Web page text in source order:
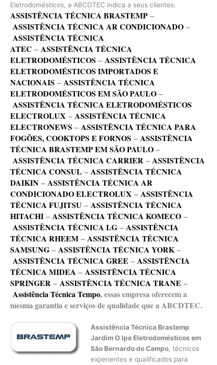
Eletrodomésticos, a ABCDTEC indica a seus clientes:
ASSISTÊNCIA TÉCNICA BRASTEMP –
ASSISTÊNCIA TÉCNICA AR CONDICIONADO –
ASSISTÊNCIA TÉCNICA
ATEC –ASSISTÊNCIA TÉCNICA
ELETRODOMÉSTICOS –ASSISTÊNCIA TÉCNICA
ELETRODOMÉSTICOS IMPORTADOS E
NACIONAIS –ASSISTÊNCIA TÉCNICA
ELETRODOMÉSTICOS EM SÃO PAULO –
ASSISTÊNCIA TÉCNICA ELETRODOMÉSTICOS
ELECTROLUX –ASSISTÊNCIA TÉCNICA
ELECTRONEWS –ASSISTÊNCIA TÉCNICA PARA
FOGÕES, COOKTOPS E FORNOS –ASSISTÊNCIA
TÉCNICA BRASTEMP EM SÃO PAULO –
ASSISTÊNCIA TÉCNICA CARRIER –ASSISTÊNCIA
TÉCNICA CONSUL –ASSISTÊNCIA TÉCNICA
DAIKIN –ASSISTÊNCIA TÉCNICA AR
CONDICIONADO ELECTROLUX –ASSISTÊNCIA
TÉCNICA FUJITSU –ASSISTÊNCIA TÉCNICA
HITACHI –ASSISTÊNCIA TÉCNICA KOMECO –
ASSISTÊNCIA TÉCNICA LG –ASSISTÊNCIA
TÉCNICA RHEEM –ASSISTÊNCIA TÉCNICA
SAMSUNG –ASSISTÊNCIA TÉCNICA YORK–
ASSISTÊNCIA TÉCNICA GREE –ASSISTÊNCIA
TÉCNICA MIDEA –ASSISTÊNCIA TÉCNICA
SPRINGER –ASSISTÊNCIA TÉCNICA TRANE –
Assistência Técnica Tempo, essas empresa oferecem a
mesma garantia e serviços de qualidade que a ABCDTEC.
Assistência Técnica Brastemp
Jardim O Ipe Eletrodomésticos em
São Bernardo do Campo, técnicos
experientes e qualificados para